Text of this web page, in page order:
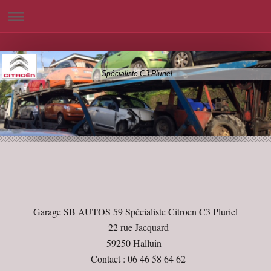
Spécialiste C3 Pluriel
Garage SB AUTOS 59 Spécialiste Citroen C3 Pluriel
22 rue Jacquard
59250 Halluin
Contact : 06 46 58 64 62